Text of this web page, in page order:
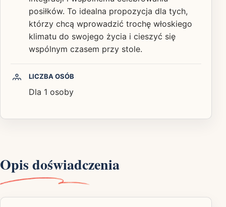
posiłków. To idealna propozycja dla tych,
którzy chcą wprowadzić trochę włoskiego
klimatu do swojego życia i cieszyć się
wspólnym czasem przy stole.
LICZBA OSÓB
Dla 1 osoby
Opis doświadczenia